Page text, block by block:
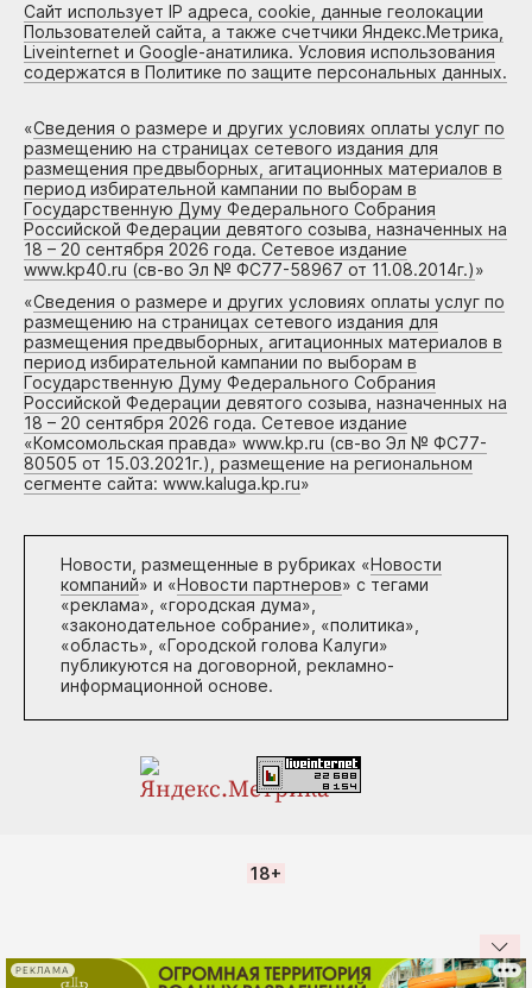
Сайт использует IP адреса, cookie, данные геолокации
Пользователей сайта, а также счетчики Яндекс.Метрика,
Liveinternet и Google-анатилика. Условия использования
содержатся в Политике по защите персональных данных.
«Сведения о размере и других условиях оплаты услуг по
размещению на страницах сетевого издания для
размещения предвыборных, агитационных материалов в
период избирательной кампании по выборам в
Государственную Думу Федерального Собрания
Российской Федерации девятого созыва, назначенных на
18 – 20 сентября 2026 года. Сетевое издание
www.kp40.ru (св-во Эл № ФС77-58967 от 11.08.2014г.)»
«Сведения о размере и других условиях оплаты услуг по
размещению на страницах сетевого издания для
размещения предвыборных, агитационных материалов в
период избирательной кампании по выборам в
Государственную Думу Федерального Собрания
Российской Федерации девятого созыва, назначенных на
18 – 20 сентября 2026 года. Сетевое издание
«Комсомольская правда» www.kp.ru (св-во Эл № ФС77-
80505 от 15.03.2021г.), размещение на региональном
сегменте сайта: www.kaluga.kp.ru»
Новости, размещенные в рубриках «Новости
компаний» и «Новости партнеров» с тегами
«реклама», «городская дума»,
«законодательное собрание», «политика»,
«область», «Городской голова Калуги»
публикуются на договорной, рекламно-
информационной основе.
18+
РЕКЛАМА